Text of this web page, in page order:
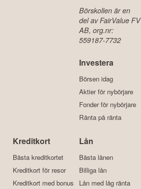
Börskollen är en
del av FairValue FV
AB, org.nr:
559187-7732
Investera
Börsen idag
Aktier för nybörjare
Fonder för nybörjare
Ränta på ränta
Kreditkort
Bästa kreditkortet
Kreditkort för resor
Kreditkort med bonus
Lån
Bästa lånen
Billiga lån
Lån med låg ränta